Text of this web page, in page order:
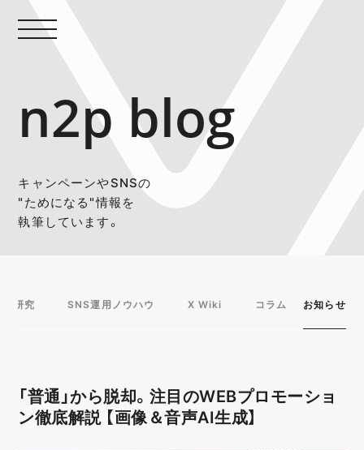
n2p blog
キャンペーンやSNSの
"ためになる"情報を
執筆しています。
研究 SNS運用ノウハウ X Wiki コラム お知らせ
「普通」から脱却。注目のWEBプロモーショ
ン徹底解説 【画像＆音声AI生成】